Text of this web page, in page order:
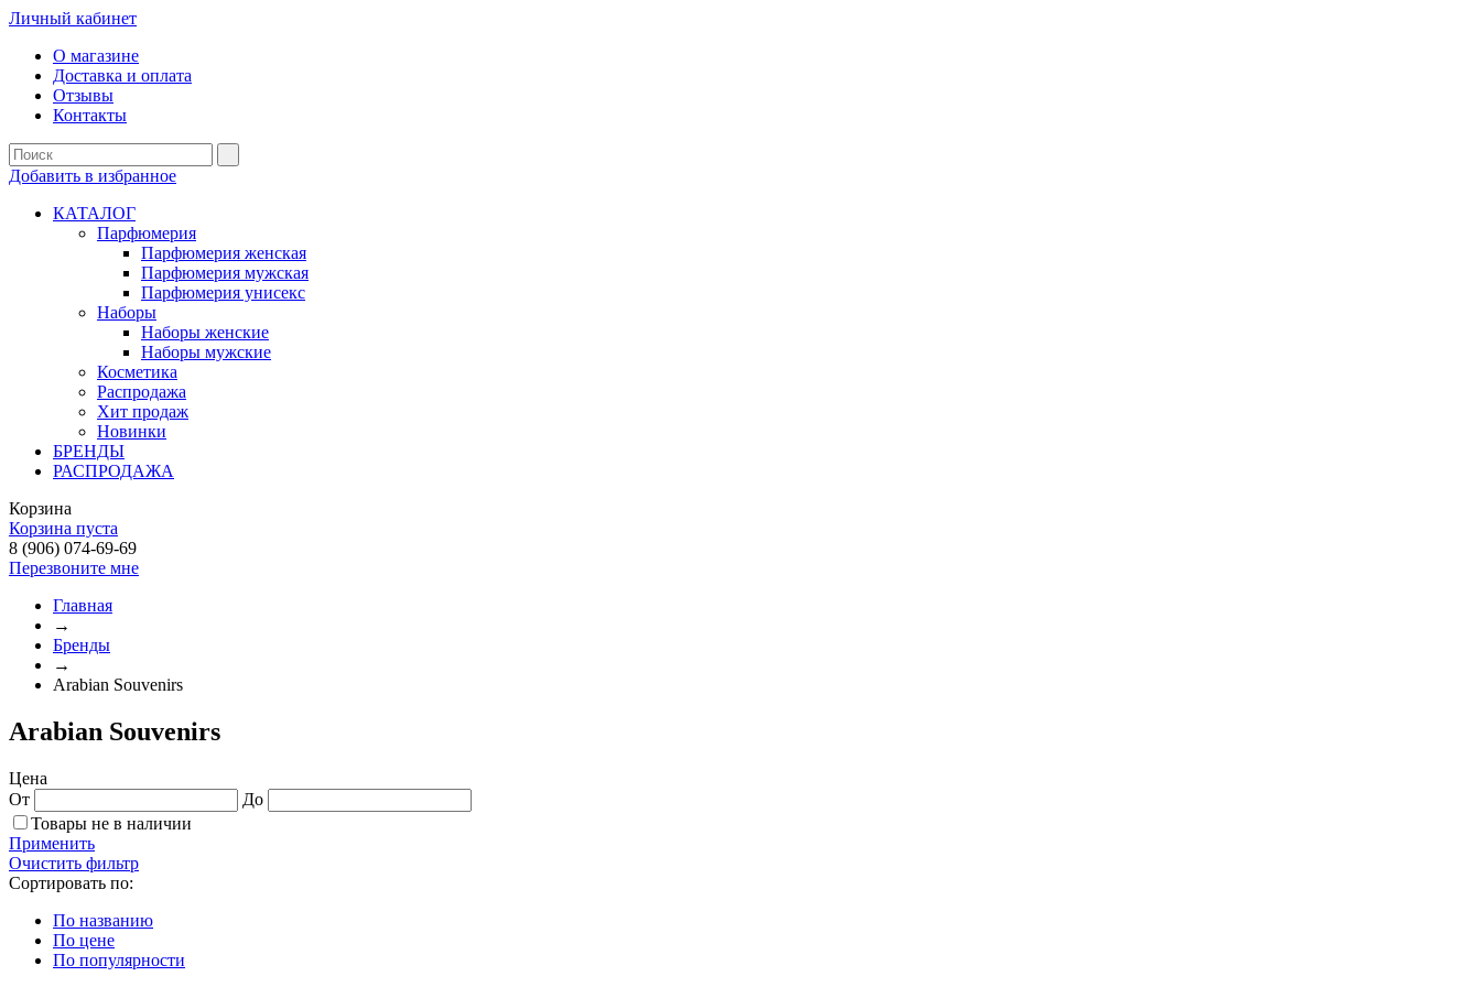
Личный кабинет
О магазине
Доставка и оплата
Отзывы
Контакты
Добавить в избранное
КАТАЛОГ
Парфюмерия
Парфюмерия женская
Парфюмерия мужская
Парфюмерия унисекс
Наборы
Наборы женские
Наборы мужские
Косметика
Распродажа
Хит продаж
Новинки
БРЕНДЫ
РАСПРОДАЖА
Корзина
Корзина пуста
8 (906) 074-69-69
Перезвоните мне
Главная
→
Бренды
→
Arabian Souvenirs
Arabian Souvenirs
Цена
От
До
Товары не в наличии
Применить
Очистить фильтр
Сортировать по:
По названию
По цене
По популярности